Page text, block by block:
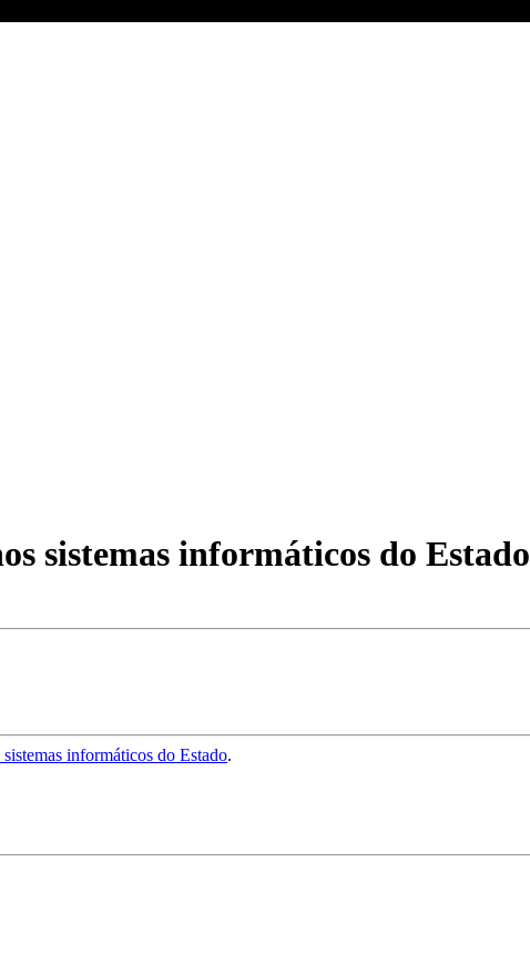
sistemas informáticos do Estado
informáticos do Estado.